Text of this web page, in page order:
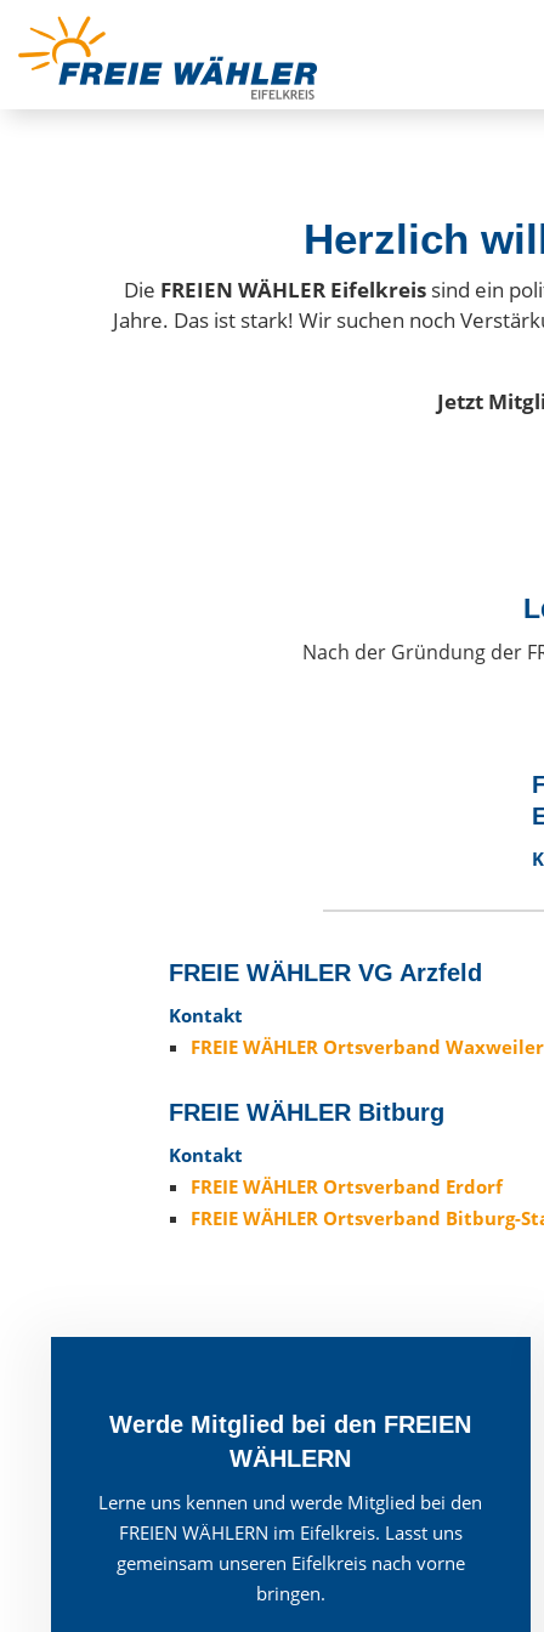
Herzlich
Die FREIEN WÄHLER Eifelkreis sind ein
Jahre. Das ist stark! Wir suchen noch
Jetzt
Nach der Gründung der
FREIE WÄHLER VG Arzfeld
Kontakt
FREIE WÄHLER Ortsverband Waxweiler
FREIE WÄHLER Bitburg
Kontakt
FREIE WÄHLER Ortsverband Erdorf
FREIE WÄHLER Ortsverband Bitburg-
Werde Mitglied bei den FREIEN
WÄHLERN
Lerne uns kennen und werde Mitglied bei den
FREIEN WÄHLERN im Eifelkreis. Lasst uns
gemeinsam unseren Eifelkreis nach vorne
bringen.